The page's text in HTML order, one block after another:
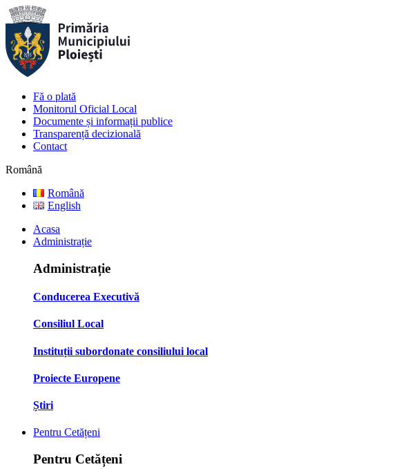
Fă o plată
Monitorul Oficial Local
Documente și informații publice
Transparență decizională
Contact
Română
Română
English
Acasa
Administrație
Administrație
Conducerea Executivă
Consiliul Local
Instituții subordonate consiliului local
Proiecte Europene
Știri
Pentru Cetățeni
Pentru Cetățeni